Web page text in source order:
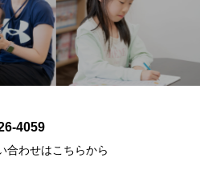
4059
合わせはこちらから